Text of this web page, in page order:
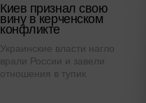
Киев признал свою
вину в керченском
конфликте
Украинские власти нагло
врали России и завели
отношения в тупик